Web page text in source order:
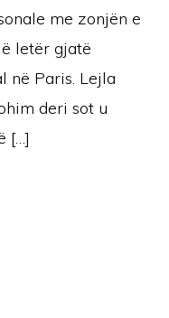
me zonjën e
letër gjatë
në Paris. Lejla
deri sot u
[…]